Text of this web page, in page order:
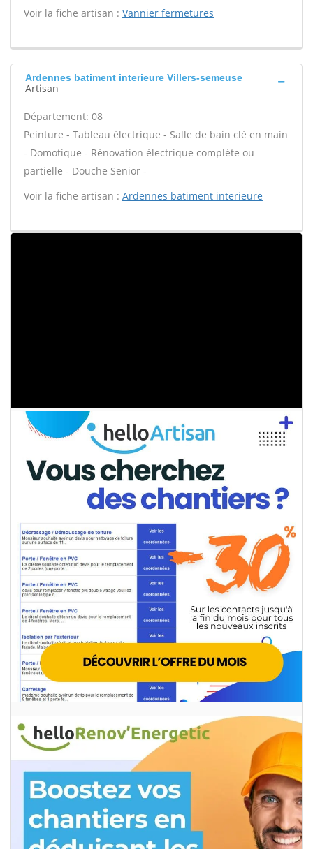
Voir la fiche artisan : Vannier fermetures
Ardennes batiment interieure Villers-semeuse
Artisan
Département: 08
Peinture - Tableau électrique - Salle de bain clé en main
- Domotique - Rénovation électrique complète ou
partielle - Douche Senior -
Voir la fiche artisan : Ardennes batiment interieure